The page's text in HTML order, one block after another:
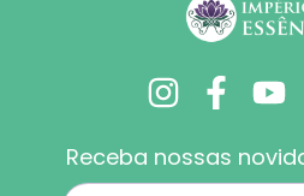
Receba nossas